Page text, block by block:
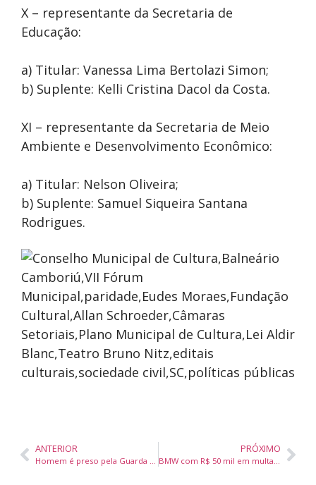
X – representante da Secretaria de
Educação:
a) Titular: Vanessa Lima Bertolazi Simon;
b) Suplente: Kelli Cristina Dacol da Costa.
XI – representante da Secretaria de Meio
Ambiente e Desenvolvimento Econômico:
a) Titular: Nelson Oliveira;
b) Suplente: Samuel Siqueira Santana
Rodrigues.
ANTERIOR
Homem é preso pela Guarda Municipal com bicicleta furtada em Balneário Camboriú
PRÓXIMO
BMW com R$ 50 mil em multas é removido em Balneário Camboriú após 6 anos sem licenciamento